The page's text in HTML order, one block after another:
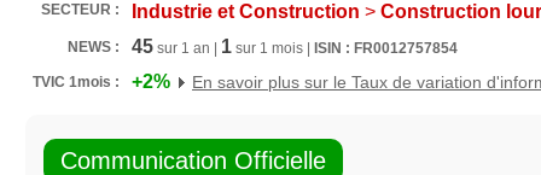
SECTEUR : Industrie et Construction > Construction
NEWS : 45 sur 1 an | 1 sur 1 mois |
ISIN : FR0012757854
TVIC 1mois :
+2% En savoir plus sur le Taux de variation
Communication Officielle